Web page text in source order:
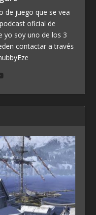
de juego que se vea
oficial de
yo soy uno de los 3
contactar a través